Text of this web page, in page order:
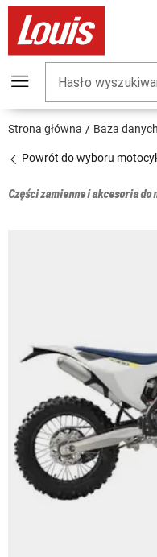
Hasło
Strona główna Baza
Powrót do wyboru
Części zamienne i akcesoria